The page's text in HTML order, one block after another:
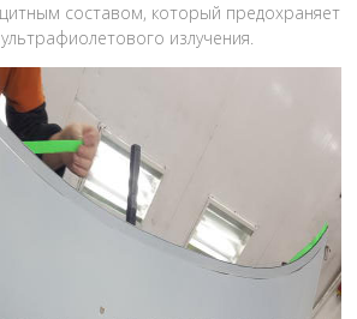
составом, который предохраняет
излучения.